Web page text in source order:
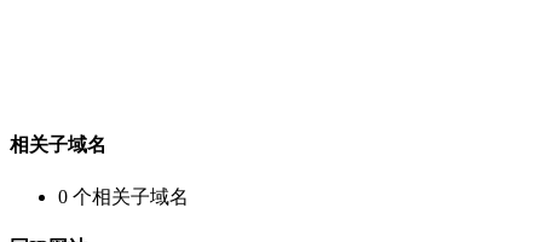
相关子域名
0 个相关子域名